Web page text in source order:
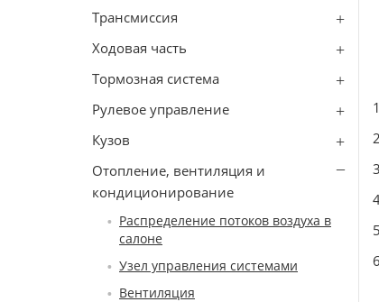
Трансмиссия
Ходовая часть
Тормозная система
Рулевое управление
Кузов
Отопление, вентиляция и
кондиционирование
Распределение потоков воздуха в
салоне
Узел управления системами
Вентиляция